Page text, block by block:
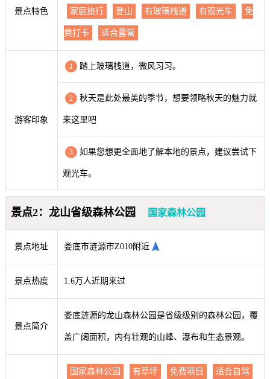
景点特色 家庭旅行 登山 有玻璃栈道 有观光车 免
费打卡 适合露营
游客印象
1 踏上玻璃栈道，微风习习。
2 秋天是此处最美的季节，想要领略秋天的魅力就
来这里吧
3 如果您想更全面地了解本地的景点，建议尝试下
观光车。
景点2：龙山省级森林公园 国家森林公园
景点地址 娄底市涟源市Z010附近
景点热度 1.6万人近期来过
景点简介
娄底涟源的龙山森林公园是省级级别的森林公园，覆
盖广阔面积，内有壮观的山峰、瀑布和生态景观。
国家森林公园 有草坪 免费项目 适合自驾